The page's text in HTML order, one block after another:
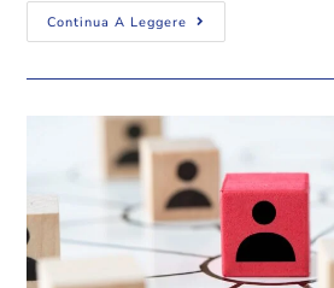
Continua A Leggere